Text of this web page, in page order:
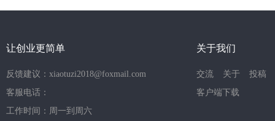
让创业更简单
反馈建议：xiaotuzi2018@foxmail.com
客服电话：
工作时间：周一到周六
关于我们
交流 关于
投稿
客户端下载